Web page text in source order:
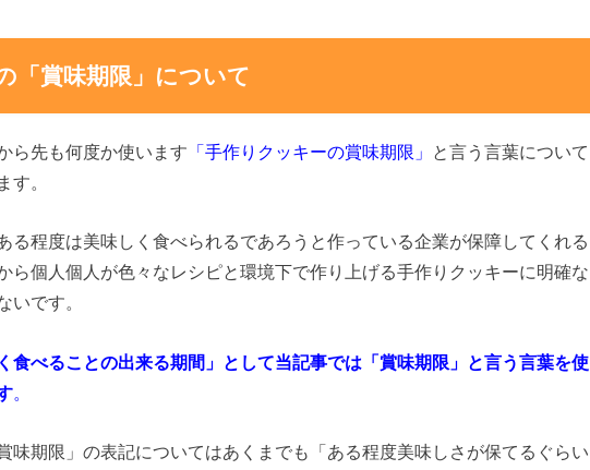
「賞味期限」について
ら先も何度か使います 「手作りクッキーの賞味期限」
と言う言葉について
す。
る程度は美味しく食べられるであろうと作っている企業が保障してくれる
ら個人個人が色々なレシピと環境下で作り上げる手作りクッキーに明確な
いです。
食べることの出来る期間」として当記事では「賞味期限」と言う言葉を使
。
味期限」の表記についてはあくまでも「ある程度美味しさが保てるぐらい